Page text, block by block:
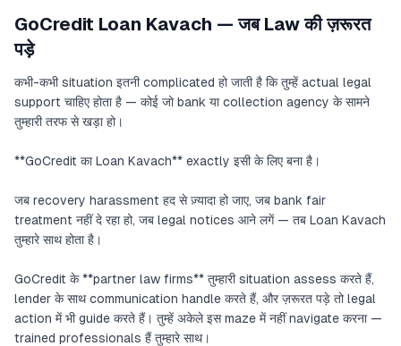
GoCredit Loan Kavach — जब Law की ज़रूरत
पड़े
कभी-कभी situation इतनी complicated हो जाती है कि तुम्हें actual legal
support चाहिए होता है — कोई जो bank या collection agency के सामने
तुम्हारी तरफ से खड़ा हो।
**GoCredit का Loan Kavach** exactly इसी के लिए बना है।
जब recovery harassment हद से ज़्यादा हो जाए, जब bank fair
treatment नहीं दे रहा हो, जब legal notices आने लगें — तब Loan Kavach
तुम्हारे साथ होता है।
GoCredit के **partner law firms** तुम्हारी situation assess करते हैं,
lender के साथ communication handle करते हैं, और ज़रूरत पड़े तो legal
action में भी guide करते हैं। तुम्हें अकेले इस maze में नहीं navigate करना —
trained professionals हैं तुम्हारे साथ।